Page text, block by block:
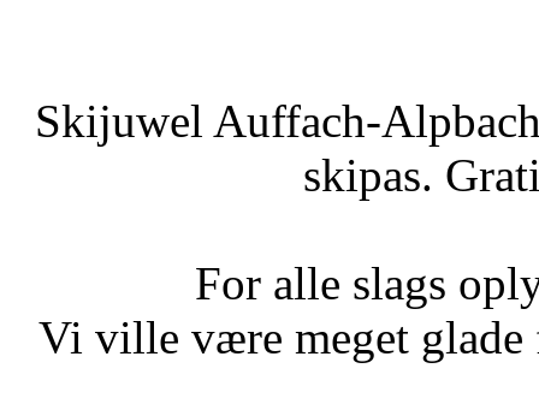
Skijuwel Auffach-
skipas.
For alle slags
Vi ville være meget glade